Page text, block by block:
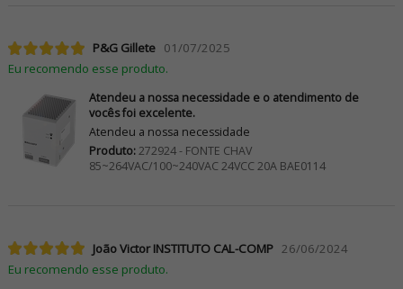
P&G Gillete 01/07/2025
Eu recomendo esse produto.
Atendeu a nossa necessidade e o atendimento de
vocês foi excelente.
Atendeu a nossa necessidade
Produto:272924 - FONTE CHAV
85~264VAC/100~240VAC 24VCC 20A BAE0114
João Victor INSTITUTO CAL-COMP 26/06/2024
Eu recomendo esse produto.